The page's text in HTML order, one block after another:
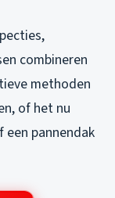
combineren
methoden
of het nu
pannendak